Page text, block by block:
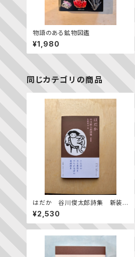
物語のある鉱物図鑑
¥1,980
同じカテゴリの商品
はだか 谷川俊太郎詩集 新装
版
¥2,530